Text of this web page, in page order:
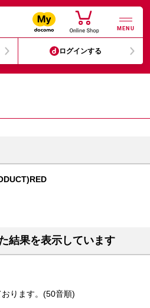
MENU
ログインする
結果を表示しています
ります。(50音順)